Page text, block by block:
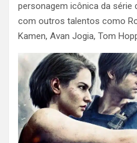
personagem icônica da série
com outros talentos como
Kamen, Avan Jogia, Tom